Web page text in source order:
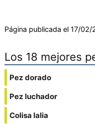
Página publicada el 17/
Los 18 mejores
Pez dorado
Pez luchador
Colisa lalia